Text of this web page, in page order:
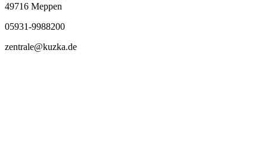
49716 Meppen
05931-9988200
zentrale@kuzka.de